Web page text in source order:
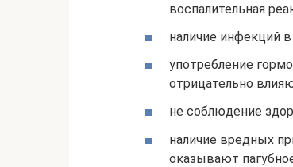
воспалительная
наличие инфекций
употребление
отрицательно
не соблюдение
наличие вредных
оказывают